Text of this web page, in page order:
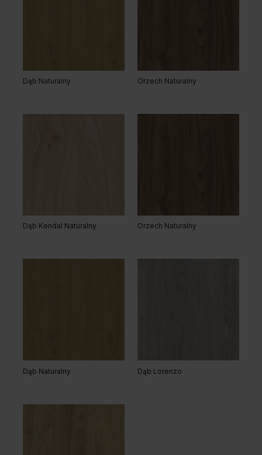
Dąb Naturalny Orzech Naturalny
Dąb Kendal Naturalny Orzech Naturalny
Dąb Naturalny Dąb Lorenzo